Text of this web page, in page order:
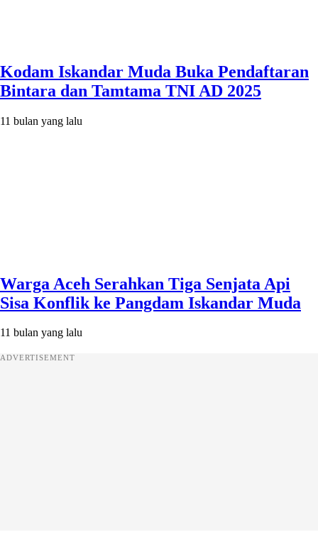
Kodam Iskandar Muda Buka Pendaftaran
Bintara dan Tamtama TNI AD 2025
11 bulan yang lalu
Warga Aceh Serahkan Tiga Senjata Api
Sisa Konflik ke Pangdam Iskandar Muda
11 bulan yang lalu
ADVERTISEMENT